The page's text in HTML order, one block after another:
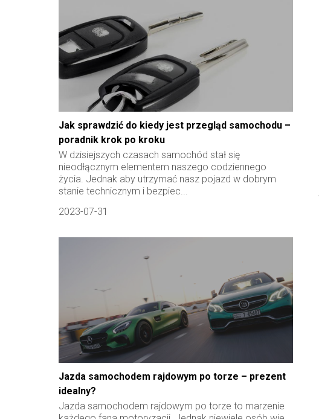
Jak sprawdzić do kiedy jest przegląd samochodu –
poradnik krok po kroku
W dzisiejszych czasach samochód stał się
nieodłącznym elementem naszego codziennego
życia. Jednak aby utrzymać nasz pojazd w dobrym
stanie technicznym i bezpiec...
2023-07-31
Jazda samochodem rajdowym po torze – prezent
idealny?
Jazda samochodem rajdowym po torze to marzenie